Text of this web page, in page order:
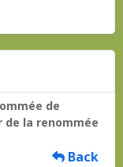
de
de la renommée
Back